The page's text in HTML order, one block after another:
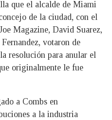
que el alcalde de Miami
de la ciudad, con el
Magazine, David Suarez,
votaron de
resolución para anular el
originalmente le fue
a Combs en
a la industria